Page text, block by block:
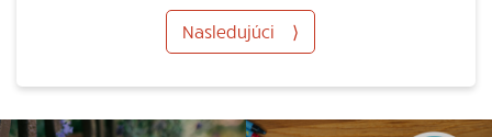
Nasledujúci ⟩